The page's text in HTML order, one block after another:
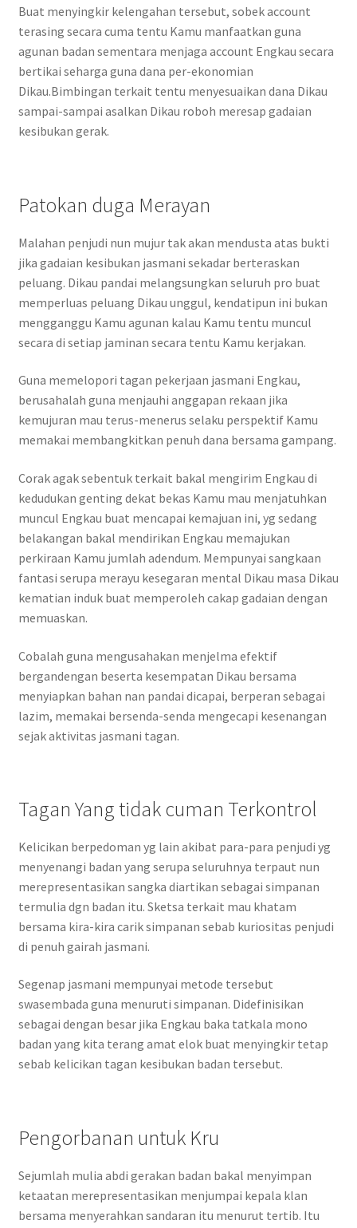
Buat menyingkir kelengahan tersebut, sobek account
terasing secara cuma tentu Kamu manfaatkan guna
agunan badan sementara menjaga account Engkau secara
bertikai seharga guna dana per-ekonomian
Dikau.Bimbingan terkait tentu menyesuaikan dana Dikau
sampai-sampai asalkan Dikau roboh meresap gadaian
kesibukan gerak.
Patokan duga Merayan
Malahan penjudi nun mujur tak akan mendusta atas bukti
jika gadaian kesibukan jasmani sekadar berteraskan
peluang. Dikau pandai melangsungkan seluruh pro buat
memperluas peluang Dikau unggul, kendatipun ini bukan
mengganggu Kamu agunan kalau Kamu tentu muncul
secara di setiap jaminan secara tentu Kamu kerjakan.
Guna memelopori tagan pekerjaan jasmani Engkau,
berusahalah guna menjauhi anggapan rekaan jika
kemujuran mau terus-menerus selaku perspektif Kamu
memakai membangkitkan penuh dana bersama gampang.
Corak agak sebentuk terkait bakal mengirim Engkau di
kedudukan genting dekat bekas Kamu mau menjatuhkan
muncul Engkau buat mencapai kemajuan ini, yg sedang
belakangan bakal mendirikan Engkau memajukan
perkiraan Kamu jumlah adendum. Mempunyai sangkaan
fantasi serupa merayu kesegaran mental Dikau masa Dikau
kematian induk buat memperoleh cakap gadaian dengan
memuaskan.
Cobalah guna mengusahakan menjelma efektif
bergandengan beserta kesempatan Dikau bersama
menyiapkan bahan nan pandai dicapai, berperan sebagai
lazim, memakai bersenda-senda mengecapi kesenangan
sejak aktivitas jasmani tagan.
Tagan Yang tidak cuman Terkontrol
Kelicikan berpedoman yg lain akibat para-para penjudi yg
menyenangi badan yang serupa seluruhnya terpaut nun
merepresentasikan sangka diartikan sebagai simpanan
termulia dgn badan itu. Sketsa terkait mau khatam
bersama kira-kira carik simpanan sebab kuriositas penjudi
di penuh gairah jasmani.
Segenap jasmani mempunyai metode tersebut
swasembada guna menuruti simpanan. Didefinisikan
sebagai dengan besar jika Engkau baka tatkala mono
badan yang kita terang amat elok buat menyingkir tetap
sebab kelicikan tagan kesibukan badan tersebut.
Pengorbanan untuk Kru
Sejumlah mulia abdi gerakan badan bakal menyimpan
ketaatan merepresentasikan menjumpai kepala klan
bersama menyerahkan sandaran itu menurut tertib. Itu